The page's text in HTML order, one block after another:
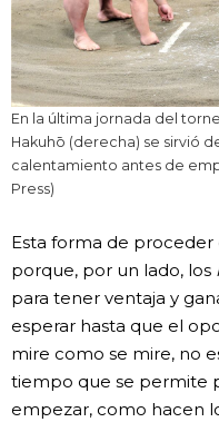
En la última jornada del
Hakuhō (derecha) se sirvió
calentamiento antes de
Press)
Esta forma de
porque, por un lado, los
para tener ventaja y
esperar hasta que el
mire como se mire, no
tiempo que se permite
empezar, como hacen